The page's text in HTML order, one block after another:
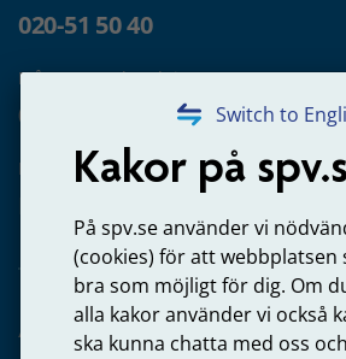
Switch to
Kakor på
På spv.se använder vi
(cookies) för att webbplatsen
bra som möjligt för dig. Om
alla kakor använder vi också
ska kunna chatta med oss
020-51 50 40
Frågor om utbetalning
020-65 00 65
Kontakta oss
Arbetsgivare